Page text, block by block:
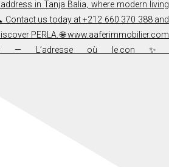
✨ RÉSIDENCE ENNASEEM — L’adresse où le con